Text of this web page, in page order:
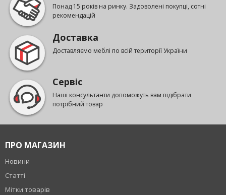
Понад 15 років на ринку. Задоволені покупці, сотні
рекомендацій
Доставка
Доставляємо меблі по всій території України
Сервіс
Наші консультанти допоможуть вам підібрати
потрібний товар
ПРО МАГАЗИН
Новини
Статті
Мітки товарів